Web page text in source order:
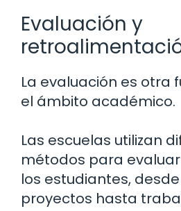
Evaluación y
La evaluación es otra
el ámbito académico.
Las escuelas utilizan
métodos para
los estudiantes,
proyectos hasta